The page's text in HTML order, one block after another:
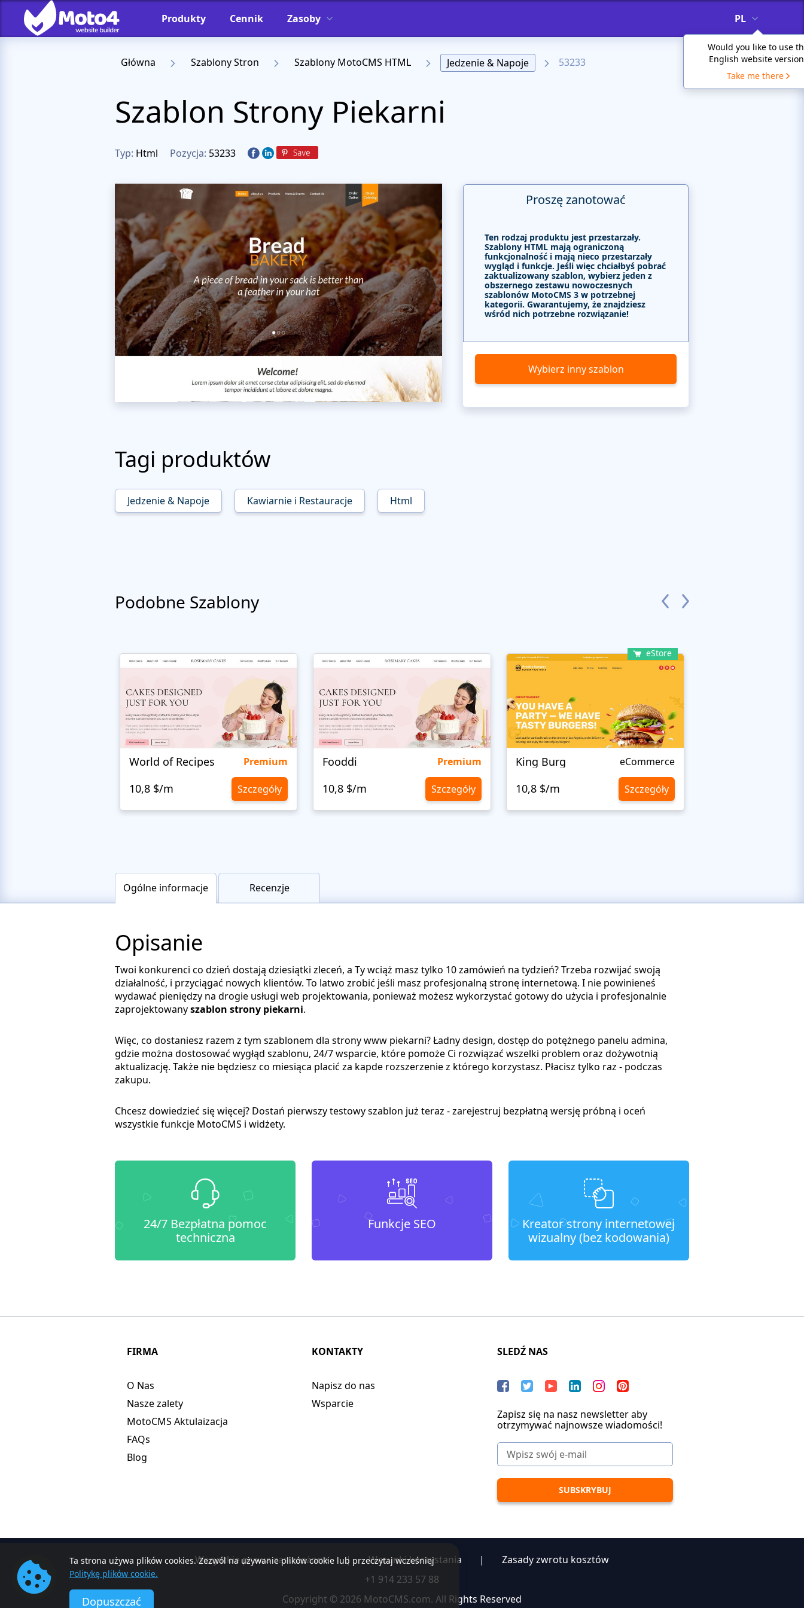
Produkty Cennik Zasoby PL
Would you like to use
English website
Take me there
Główna Szablony Stron Szablony MotoCMS HTML Jedzenie & Napoje 53233
Szablon Strony Piekarni
Typ: Html Pozycja: 53233
Tagi produktów
Jedzenie & Napoje Kawiarnie i Restauracje Html
Proszę zanotować
Ten rodzaj produktu jest przestarzały.
Szablony HTML mają ograniczoną
funkcjonalność i mają nieco przestarzały
wygląd i funkcje. Jeśli więc chciałbyś pobrać
zaktualizowany szablon, wybierz jeden z
obszernego zestawu nowoczesnych
szablonów MotoCMS 3 w potrzebnej
kategorii. Gwarantujemy, że znajdziesz
wśród nich potrzebne rozwiązanie!
Wybierz inny szablon
Podobne Szablony
World of Recipes Premium
10,8 $/m Szczegóły
Fooddi Premium
10,8 $/m Szczegóły
eStore
King Burg eCommerce
10,8 $/m Szczegóły
Ogólne informacje Recenzje
Opisanie
Twoi konkurenci co dzień dostają dziesiątki zleceń, a Ty wciąż masz tylko 10 zamówień na tydzień? Trzeba rozwijać swoją
działalność, i przyciągać nowych klientów. To latwo zrobić jeśli masz profesjonalną stronę internetową. I nie powinieneś
wydawać pieniędzy na drogie usługi web projektowania, ponieważ możesz wykorzystać gotowy do użycia i profesjonalnie
zaprojektowanyszablon strony piekarni.
Więc, co dostaniesz razem z tym szablonem dla strony www piekarni? Ładny design, dostęp do potężnego panelu admina,
gdzie można dostosować wygłąd szablonu, 24/7 wsparcie, które pomoże Ci rozwiązać wszelki problem oraz dożywotnią
aktualizację. Także nie będziesz co miesiąca placić za kapde rozszerzenie z którego korzystasz. Płacisz tylko raz - podczas
zakupu.
Chcesz dowiedzieć się więcej? Dostań pierwszy testowy szablon już teraz - zarejestruj bezpłatną wersję próbną i oceń
wszystkie funkcje MotoCMS i widżety.
24/7 Bezpłatna pomoc
techniczna
Funkcje SEO
Kreator strony internetowej
wizualny (bez kodowania)
Ta strona używa plików cookies. Zezwól na używanie plików cookie lub przeczytaj wcześniej
Politykę plików cookie.
Dopuszczać
FIRMA
O Nas
Nasze zalety
MotoCMS Aktulaizacja
FAQs
Blog
KONTAKTY
Napisz do nas
Wsparcie
SLEDŹ NAS
Zapisz się na nasz newsletter aby
otrzymywać najnowsze wiadomości!
Wszystkie prawa zastrzeżone | Warunki korzystania |
Zasady zwrotu kosztów
+1 914 233 57 88
Copyright © 2026 MotoCMS.com. All Rights Reserved